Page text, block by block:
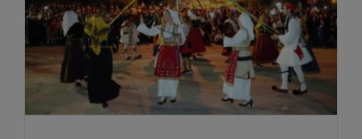
Το Καρναβάλι & οι Αποκριάτικες
εκδηλώσεις στην Αιδηψό
Events News Social